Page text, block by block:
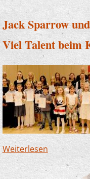
Jack Sparrow
Viel Talent beim
Weiterlesen über Jack
Viel